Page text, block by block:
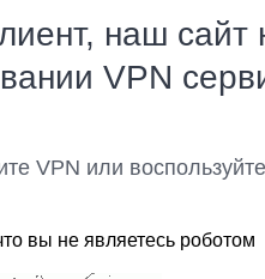
наш сайт
VPN
VPN или
вы не являетесь роботом